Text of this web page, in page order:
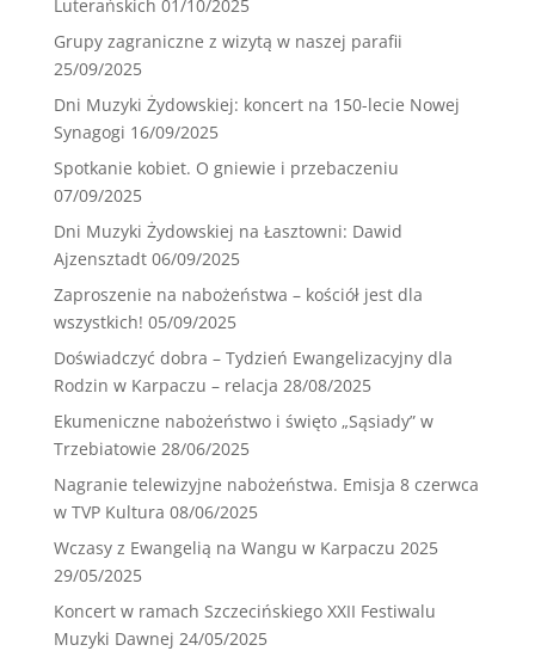
Luterańskich 01/10/2025
Grupy zagraniczne z wizytą w naszej parafii
25/09/2025
Dni Muzyki Żydowskiej: koncert na 150-lecie Nowej
Synagogi 16/09/2025
Spotkanie kobiet. O gniewie i przebaczeniu
07/09/2025
Dni Muzyki Żydowskiej na Łasztowni: Dawid
Ajzensztadt 06/09/2025
Zaproszenie na nabożeństwa – kościół jest dla
wszystkich! 05/09/2025
Doświadczyć dobra – Tydzień Ewangelizacyjny dla
Rodzin w Karpaczu – relacja 28/08/2025
Ekumeniczne nabożeństwo i święto „Sąsiady” w
Trzebiatowie 28/06/2025
Nagranie telewizyjne nabożeństwa. Emisja 8 czerwca
w TVP Kultura 08/06/2025
Wczasy z Ewangelią na Wangu w Karpaczu 2025
29/05/2025
Koncert w ramach Szczecińskiego XXII Festiwalu
Muzyki Dawnej 24/05/2025